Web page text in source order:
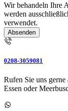
Wir behandeln Ihre
werden
verwendet.
Absenden
0208-3059081
Rufen Sie uns
Essen oder